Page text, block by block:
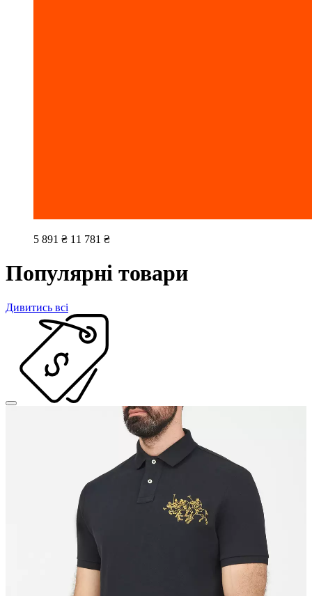
5 891 ₴ 11 781 ₴
Популярні товари
Дивитись всі